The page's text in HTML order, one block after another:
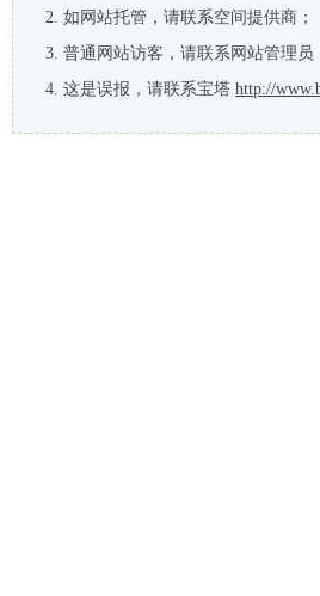
如网站托管，请联系空间提供商；
普通网站访客，请联系网站管理员
这是误报，请联系宝塔 http://